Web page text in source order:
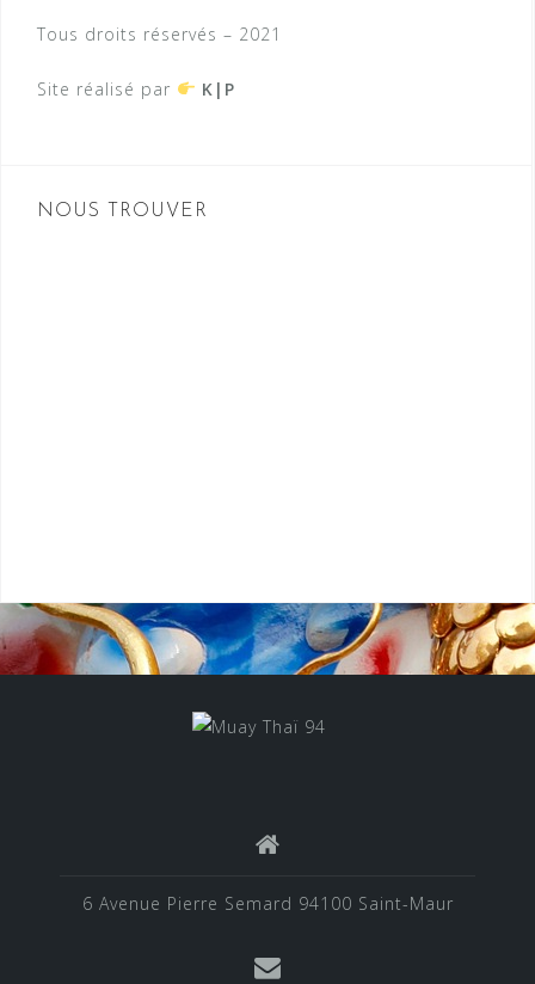
Tous droits réservés – 2021
Site réalisé par K|P
NOUS TROUVER
6 Avenue Pierre Semard 94100 Saint-Maur